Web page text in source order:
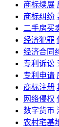
商标续展
商标纠纷
二手房买
经济犯罪
经济合同
专利诉讼
专利申请
商标注册
网络侵权
数字货币
农村宅基